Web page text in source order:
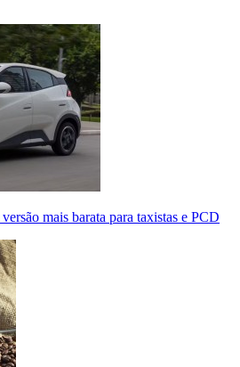
mais barata para taxistas e PCD